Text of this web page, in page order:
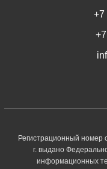
+7
Регистрационный
г. выдано
информационных